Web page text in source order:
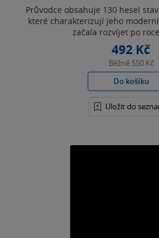
Průvodce obsahuje 130 hesel
které charakterizují jeho
začala rozvíjet po
492 Kč
Běžně 550 Kč
Do košíku
Uložit do